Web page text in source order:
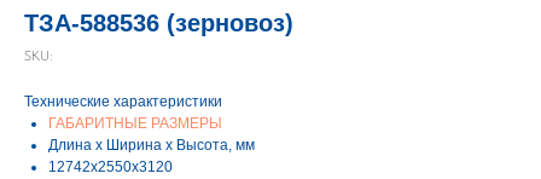
ТЗА-588536 (зерновоз)
SKU:
Технические характеристики
ГАБАРИТНЫЕ РАЗМЕРЫ
Длина х Ширина х Высота, мм
12742х2550х3120